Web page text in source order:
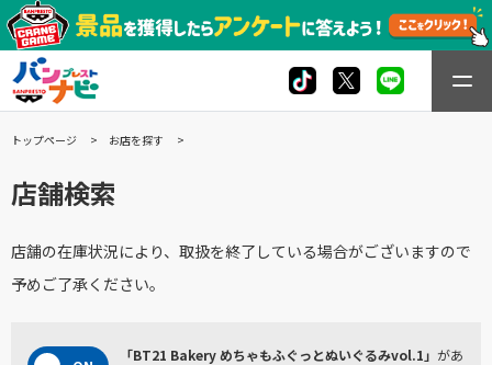
トップページ お店を探す
店舗検索
店舗の在庫状況により、取扱を終了している場合がございますので
予めご了承ください。
「BT21 Bakery めちゃもふぐっとぬいぐるみvol.1」 があ